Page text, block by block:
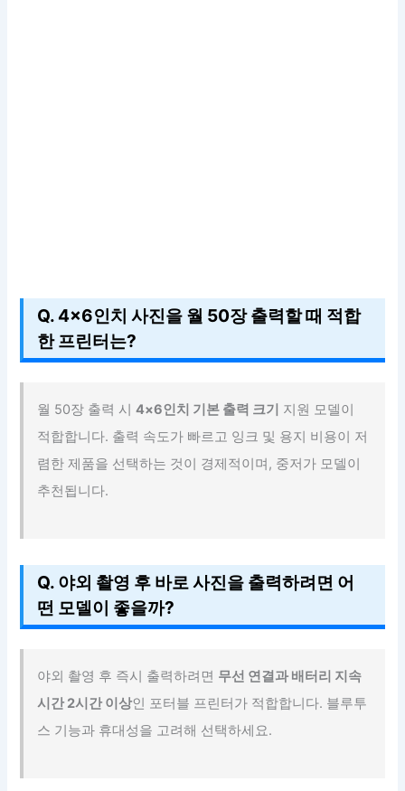
Q. 4×6인치 사진을 월 50장 출력할 때 적합
한 프린터는?
월 50장 출력 시4×6인치 기본 출력 크기
지원 모델이
적합합니다. 출력 속도가 빠르고 잉크 및 용지 비용이 저
렴한 제품을 선택하는 것이 경제적이며, 중저가 모델이
추천됩니다.
Q. 야외 촬영 후 바로 사진을 출력하려면 어
떤 모델이 좋을까?
야외 촬영 후 즉시 출력하려면 무선 연결과 배터리 지속
시간 2시간 이상인 포터블 프린터가 적합합니다. 블루투
스 기능과 휴대성을 고려해 선택하세요.